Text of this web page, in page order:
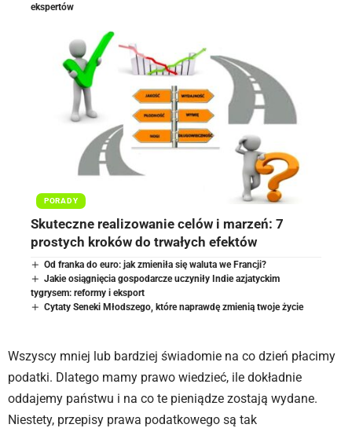
ekspertów
PORADY
Skuteczne realizowanie celów i marzeń: 7
prostych kroków do trwałych efektów
Od franka do euro: jak zmieniła się waluta we Francji?
Jakie osiągnięcia gospodarcze uczyniły Indie azjatyckim
tygrysem: reformy i eksport
Cytaty Seneki Młodszego, które naprawdę zmienią twoje życie
Wszyscy mniej lub bardziej świadomie na co dzień płacimy
podatki. Dlatego mamy prawo wiedzieć, ile dokładnie
oddajemy państwu i na co te pieniądze zostają wydane.
Niestety, przepisy prawa podatkowego są tak